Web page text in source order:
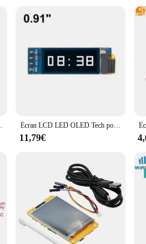
Quantity: Compact and lightweight,
is a game-changer in the realm
Ardu37 circuits make it a versatile
station, or a complex data
is designed with ease of use in
perfect fit for portable projects,
for both individuals and businesses
to the power of technology when it
enthusiast's toolkit.
0.91 pouces, OLED X32 Écran LCD LED OLED Tech pour Ardu37, écran de communication IIC, blanc et bleu, 0.91 pouces, 0.91 pouces, 0.91 pouces, OLED X32
11,79€